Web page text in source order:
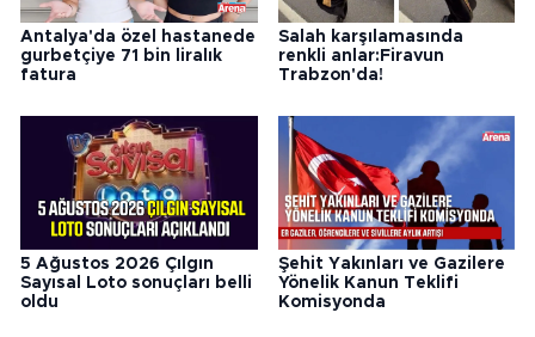
Antalya'da özel hastanede
gurbetçiye 71 bin liralık
fatura
Salah karşılamasında
renkli anlar:Firavun
Trabzon'da!
5 Ağustos 2026 Çılgın
Sayısal Loto sonuçları belli
oldu
Şehit Yakınları ve Gazilere
Yönelik Kanun Teklifi
Komisyonda